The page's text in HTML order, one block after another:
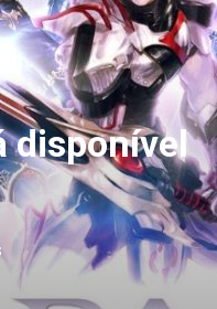
disponível